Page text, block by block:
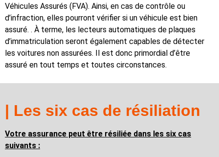
Véhicules Assurés (FVA). Ainsi, en cas de contrôle ou
d’infraction, elles pourront vérifier si un véhicule est bien
assuré. . À terme, les lecteurs automatiques de plaques
d’immatriculation seront également capables de détecter
les voitures non assurées. Il est donc primordial d’être
assuré en tout temps et toutes circonstances.
| Les six cas de résiliation
Votre assurance peut être résiliée dans les six cas
suivants :